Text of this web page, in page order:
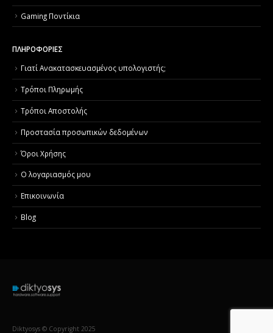
Gaming Ποντίκια
ΠΛΗΡΟΦΟΡΙΕΣ
Γιατί Aνακατασκευασμένος υπολογιστής;
Τρόποι Πληρωμής
Τρόποι Αποστολής
Προστασία προσωπικών δεδομένων
Όροι Χρήσης
Ο λογαριασμός μου
Επικοινωνία
Blog
Diktyosys © Copyright 2025